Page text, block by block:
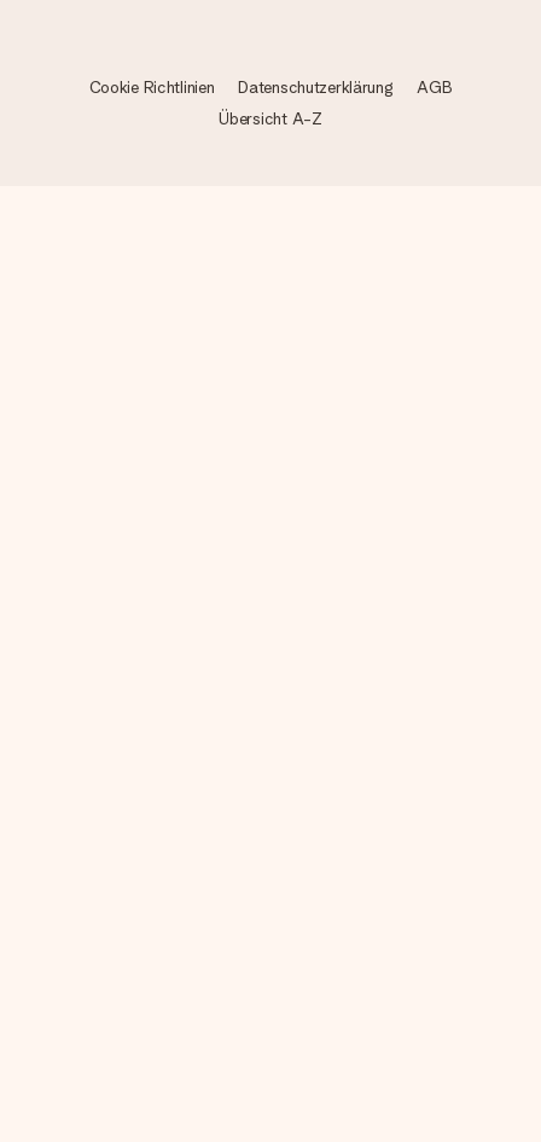
Cookie Richtlinien Datenschutzerklärung
AGB
Übersicht A-Z